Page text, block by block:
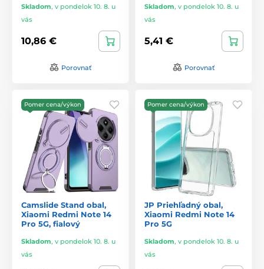
Skladom, v pondelok 10. 8. u
vás
10,86 €
Porovnať
Skladom, v pondelok 10. 8. u
vás
5,41 €
Porovnať
Pomer cena/výkon
Camslide Stand obal,
Xiaomi Redmi Note 14
Pro 5G, fialový
Skladom, v pondelok 10. 8. u
vás
Pomer cena/výkon
JP Priehľadný obal,
Xiaomi Redmi Note 14
Pro 5G
Skladom, v pondelok 10. 8. u
vás